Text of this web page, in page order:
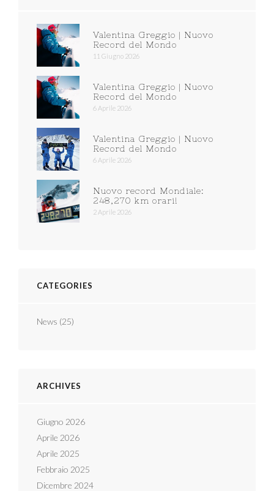
Valentina Greggio | Nuovo
Record del Mondo
11 Giugno 2026
Valentina Greggio | Nuovo
Record del Mondo
6 Aprile 2026
Valentina Greggio | Nuovo
Record del Mondo
6 Aprile 2026
Nuovo record Mondiale:
248,270 km orari!
2 Aprile 2026
CATEGORIES
News (25)
ARCHIVES
Giugno 2026
Aprile 2026
Aprile 2025
Febbraio 2025
Dicembre 2024